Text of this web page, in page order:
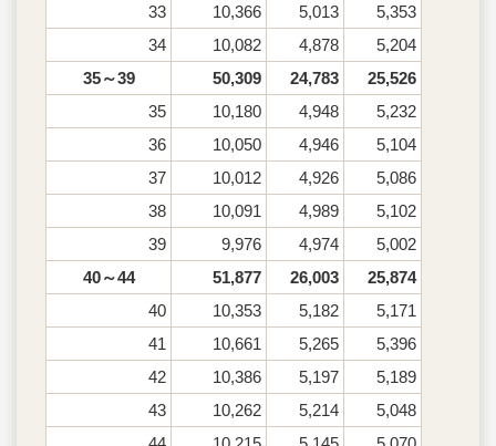
33
10,366 5,013
5,353
34
10,082 4,878
5,204
35～39
50,309 24,783
25,526
35
10,180 4,948
5,232
36
10,050 4,946
5,104
37
10,012 4,926
5,086
38
10,091 4,989
5,102
39
9,976 4,974
5,002
40～44
51,877 26,003
25,874
40
10,353 5,182
5,171
41
10,661 5,265
5,396
42
10,386 5,197
5,189
43
10,262 5,214
5,048